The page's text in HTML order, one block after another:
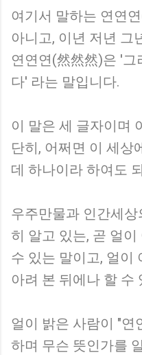
여기서 말하는 연연
아니고, 이년 저년 그
연연연(然然然)은 '
다' 라는 말입니다.
이 말은 세 글자이며
단히, 어쩌면 이 세상
데 하나이라 하여도
우주만물과 인간세
히 알고 있는, 곧 얼
수 있는 말이고, 얼이
아려 본 뒤에나 할 수
얼이 밝은 사람이 "연
하며 무슨 뜻인가를